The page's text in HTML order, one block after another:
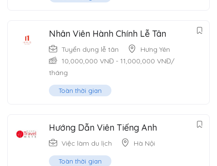
Nhân Viên Hành Chính Lễ Tân
Tuyển dụng lễ tân
Hưng Yên
10,000,000 VNĐ - 11,000,000 VNĐ/
tháng
Toàn thời gian
Hướng Dẫn Viên Tiếng Anh
Việc làm du lịch Hà Nội
Toàn thời gian